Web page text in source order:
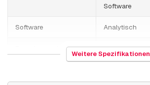
AXIS P4705-PLVE Panoramic Camera
AXIS P4707-PLVE Panoramic Camera
Software
Software Analytisch
Einzelhandel
Veröffentlichungsdatum 19.07.2019
Weitere Spezifikationen